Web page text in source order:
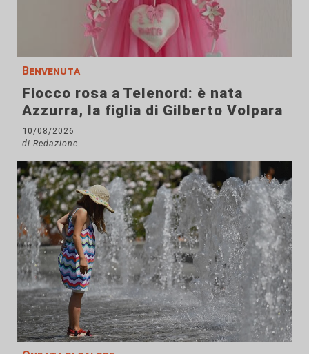
Benvenuta
Fiocco rosa a Telenord: è nata
Azzurra, la figlia di Gilberto Volpara
10/08/2026
di Redazione